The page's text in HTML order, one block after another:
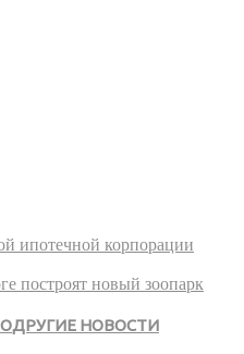
ипотечной корпорации
построят новый зоопарк
ДРУГИЕ НОВОСТИ